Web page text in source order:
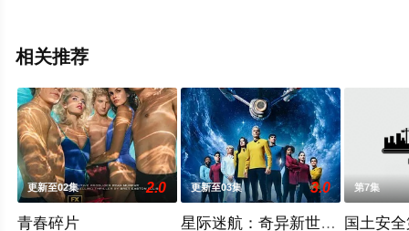
相关推荐
更新至02集 2.0
青春碎片
更新至03集 3.0
星际迷航：奇异新世界 第四季
第7集
国土安